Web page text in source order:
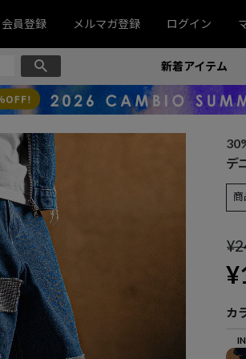
会員登録 メルマガ登録 ログイン
新着アイテム
デ
¥
¥
カ